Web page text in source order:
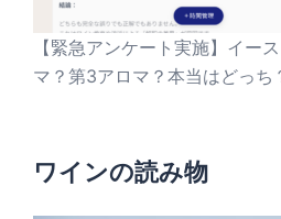
【緊急アンケート実施】イー
マ？第3アロマ？本当はどっち
ワインの読み物